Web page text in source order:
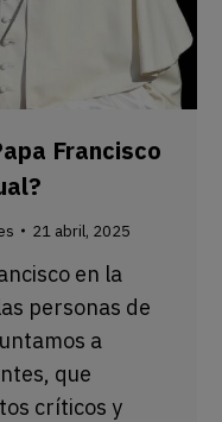
Francisco
21 abril, 2025
en la
personas de
a
que
críticos y